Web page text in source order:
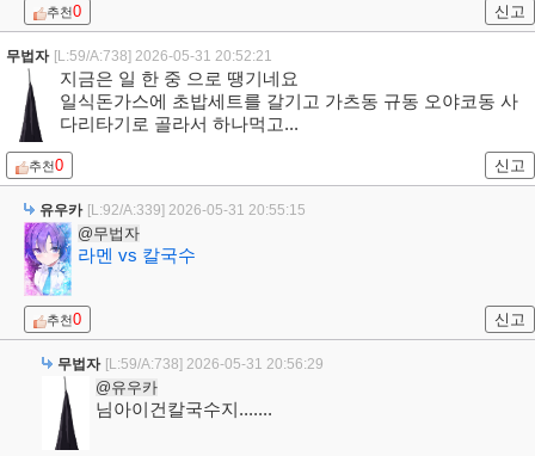
추천0 신고
무법자 [L:59/A:738] 2026-05-31 20:52:21
지금은 일 한 중 으로 땡기네요
일식돈가스에 초밥세트를 갈기고 가츠동 규동 오야코동 사
다리타기로 골라서 하나먹고...
추천0 신고
유우카 [L:92/A:339] 2026-05-31 20:55:15
@무법자
라멘 vs 칼국수
추천0 신고
무법자 [L:59/A:738] 2026-05-31 20:56:29
@유우카
님아이건칼국수지.......